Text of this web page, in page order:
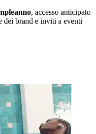
, accesso anticipato
dei brand e inviti a eventi